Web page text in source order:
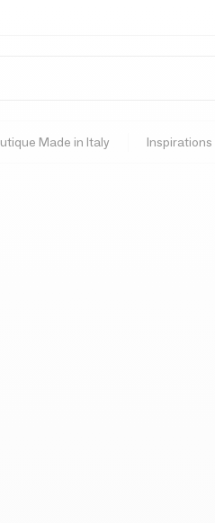
Made in Italy Inspirations